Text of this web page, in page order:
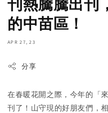
的中苗區！
APR 27, 23
分享
在春暖花開之際，今年的「
刊了！山守現的好朋友們，